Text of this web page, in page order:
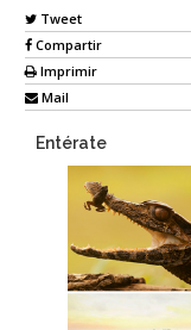
Tweet
Compartir
Imprimir
Mail
Entérate